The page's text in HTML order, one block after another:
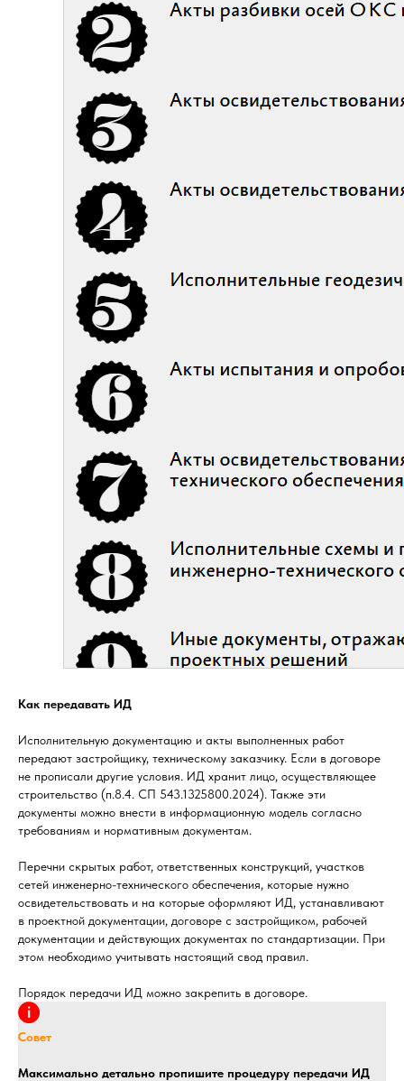
Как передавать ИД
Исполнительную документацию и акты выполненных работ
передают застройщику, техническому заказчику. Если в договоре
не прописали другие условия. ИД хранит лицо, осуществляющее
строительство (п.8.4. СП 543.1325800.2024). Также эти
документы можно внести в информационную модель согласно
требованиям и нормативным документам.
Перечни скрытых работ, ответственных конструкций, участков
сетей инженерно-технического обеспечения, которые нужно
освидетельствовать и на которые оформляют ИД, устанавливают
в проектной документации, договоре с застройщиком, рабочей
документации и действующих документах по стандартизации. При
этом необходимо учитывать настоящий свод правил.
Порядок передачи ИД можно закрепить в договоре.
Совет
Максимально детально пропишите процедуру передачи ИД